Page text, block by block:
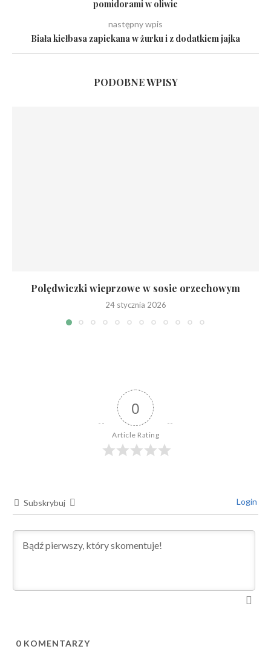
pomidorami w oliwie
następny wpis
Biała kiełbasa zapiekana w żurku i z dodatkiem jajka
PODOBNE WPISY
Polędwiczki wieprzowe w sosie orzechowym
24 stycznia 2026
0
Article Rating
Subskrybuj Login
0 KOMENTARZY